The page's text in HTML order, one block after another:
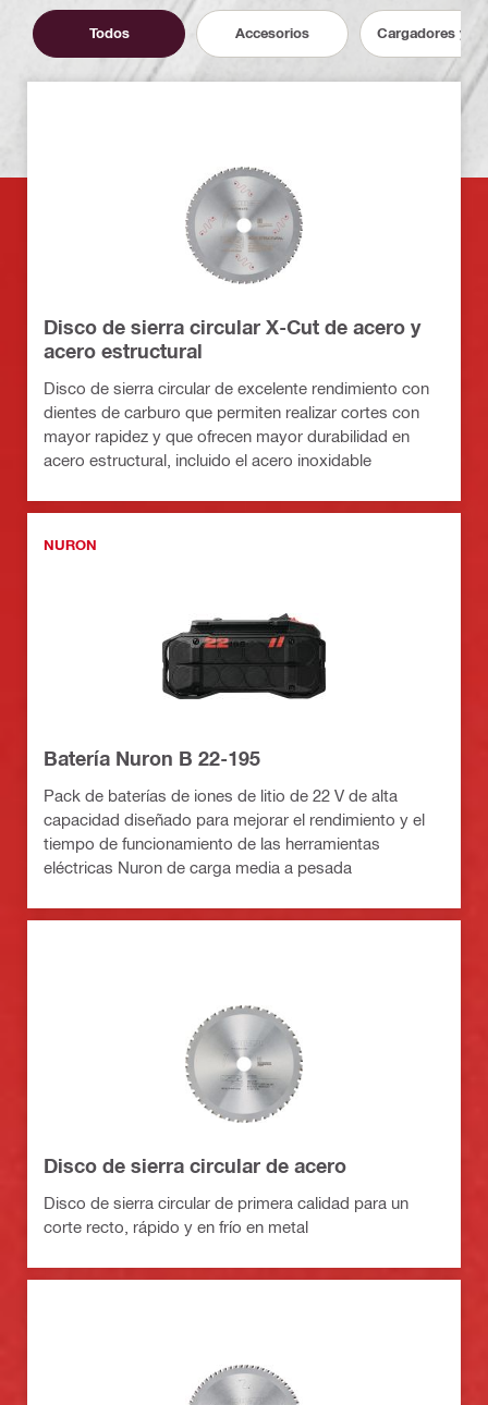
Todos Accesorios Cargadores y
Disco de sierra circular X-Cut de acero y
acero estructural
Disco de sierra circular de excelente rendimiento con
dientes de carburo que permiten realizar cortes con
mayor rapidez y que ofrecen mayor durabilidad en
acero estructural, incluido el acero inoxidable
NURON
Batería Nuron B 22-195
Pack de baterías de iones de litio de 22 V de alta
capacidad diseñado para mejorar el rendimiento y el
tiempo de funcionamiento de las herramientas
eléctricas Nuron de carga media a pesada
Disco de sierra circular de acero
Disco de sierra circular de primera calidad para un
corte recto, rápido y en frío en metal